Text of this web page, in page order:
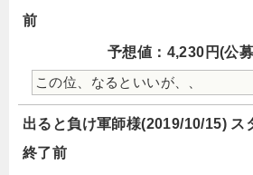
前
予想値：4,230円(公
この位、なるといいが、、
出ると負け軍師様(2019/10/15) ス
終了前